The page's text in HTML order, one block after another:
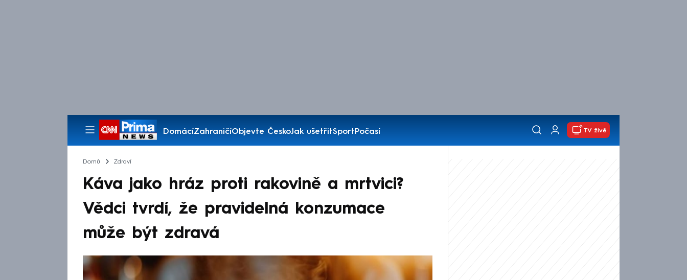
DomácíZahraničíObjevte ČeskoJak ušetřitSportPočasí
Pořady
TV živě
Domů Zdraví
Káva jako hráz proti rakovině a mrtvici?
Vědci tvrdí, že pravidelná konzumace
může být zdravá